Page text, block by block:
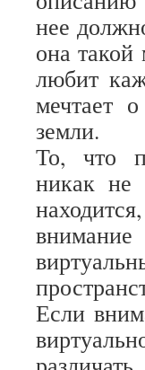
нее
она
любит
мечтает
земли.
То, что
никак не
Если